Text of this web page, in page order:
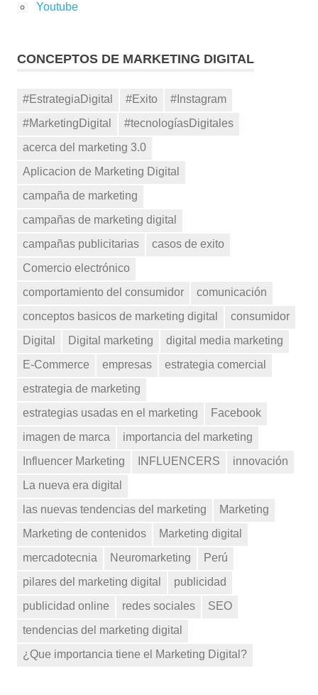
Youtube
CONCEPTOS DE MARKETING DIGITAL
#EstrategiaDigital #Exito
#Instagram
#MarketingDigital
#tecnologíasDigitales
acerca del marketing 3.0
Aplicacion de Marketing Digital
campaña de marketing
campañas de marketing digital
campañas publicitarias
casos de exito
Comercio electrónico
comportamiento del consumidor
comunicación
conceptos basicos de marketing digital
consumidor
Digital
Digital marketing
digital media marketing
E-Commerce
empresas
estrategia comercial
estrategia de marketing
estrategias usadas en el marketing
Facebook
imagen de marca
importancia del marketing
Influencer Marketing
INFLUENCERS
innovación
La nueva era digital
las nuevas tendencias del marketing
Marketing
Marketing de contenidos
Marketing digital
mercadotecnia
Neuromarketing
Perú
pilares del marketing digital
publicidad
publicidad online
redes sociales
SEO
tendencias del marketing digital
¿Que importancia tiene el Marketing Digital?